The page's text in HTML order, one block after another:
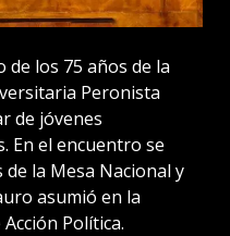
de los 75 años de la
Peronista
de jóvenes
En el encuentro se
la Mesa Nacional y
asumió en la
Política.